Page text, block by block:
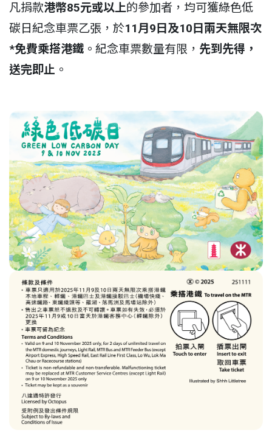
凡捐款港幣85元或以上的參加者，均可獲綠色低
碳日紀念車票乙張，於11月9日及10日兩天無限次
*免費乘搭港鐵 。紀念車票數量有限， 先到先得，
送完即止 。